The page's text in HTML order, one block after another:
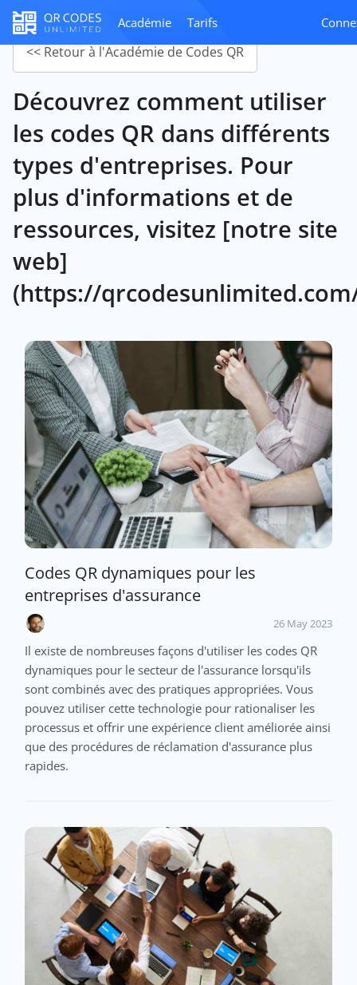
Académie Tarifs
<< Retour à l'Académie de Codes QR
Découvrez comment utiliser
les codes QR dans différents
types d'entreprises. Pour
plus d'informations et de
ressources, visitez [notre site
web]
(https://
Codes QR dynamiques pour les
entreprises d'assurance
26 May 2023
Il existe de nombreuses façons d'utiliser les codes QR
dynamiques pour le secteur de l'assurance lorsqu'ils
sont combinés avec des pratiques appropriées. Vous
pouvez utiliser cette technologie pour rationaliser les
processus et offrir une expérience client améliorée ainsi
que des procédures de réclamation d'assurance plus
rapides.